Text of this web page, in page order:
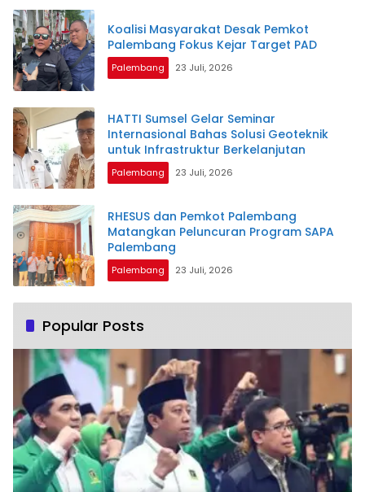
Koalisi Masyarakat Desak Pemkot
Palembang Fokus Kejar Target PAD
Palembang 23 Juli, 2026
HATTI Sumsel Gelar Seminar
Internasional Bahas Solusi Geoteknik
untuk Infrastruktur Berkelanjutan
Palembang 23 Juli, 2026
RHESUS dan Pemkot Palembang
Matangkan Peluncuran Program SAPA
Palembang
Palembang 23 Juli, 2026
Popular Posts